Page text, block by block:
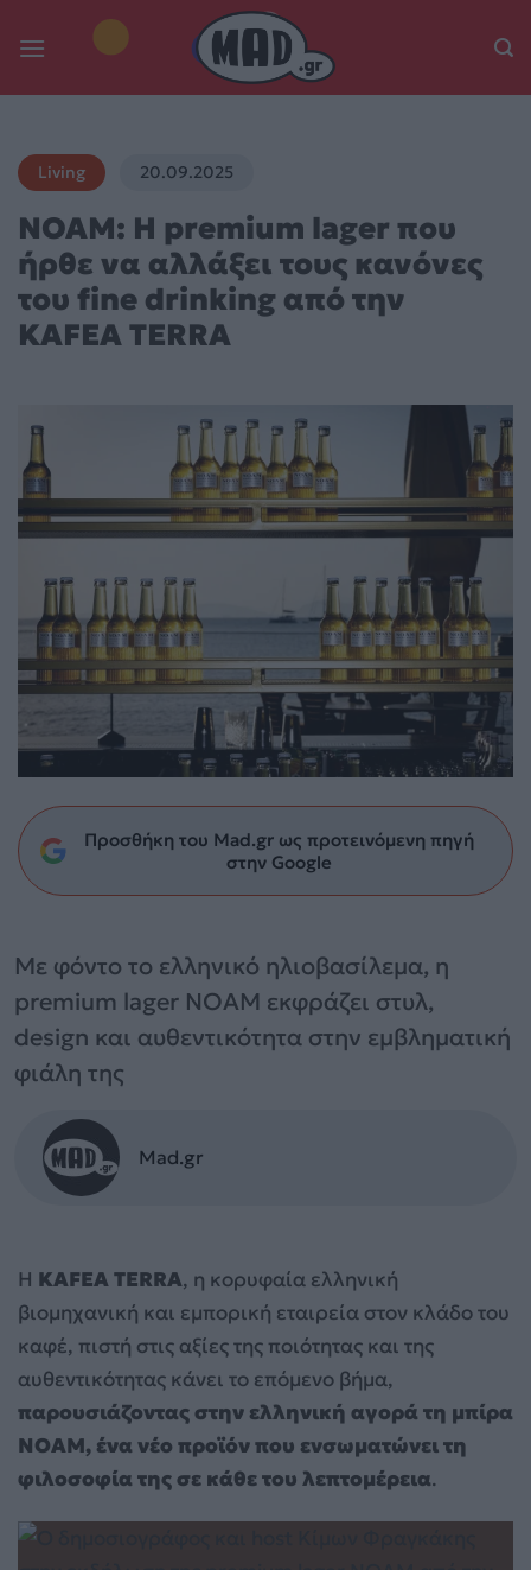
Living 20.09.2025
NOAM: Η premium lager που
ήρθε να αλλάξει τους κανόνες
του fine drinking από την
KAFEA TERRA
Προσθήκη του Mad.gr ως προτεινόμενη πηγή
στην Google
Με φόντο το ελληνικό ηλιοβασίλεμα, η
premium lager NOAM εκφράζει στυλ,
design και αυθεντικότητα στην εμβληματική
φιάλη της
Mad.gr
Η KAFEA TERRA, η κορυφαία ελληνική
βιομηχανική και εμπορική εταιρεία στον κλάδο του
καφέ, πιστή στις αξίες της ποιότητας και της
αυθεντικότητας κάνει το επόμενο βήμα,
παρουσιάζοντας στην ελληνική αγορά τη μπίρα
NOAM, ένα νέο προϊόν που ενσωματώνει τη
φιλοσοφία της σε κάθε του λεπτομέρεια.